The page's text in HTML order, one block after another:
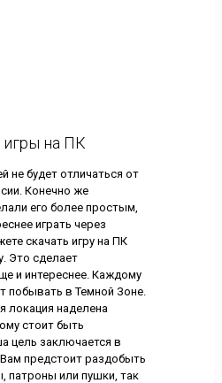
на ПК
не будет отличаться от
Конечно же
его более простым,
играть через
скачать игру на ПК
Это сделает
и интереснее. Каждому
побывать в Темной Зоне.
локация наделена
стоит быть
цель заключается в
предстоит раздобыть
патроны или пушки, так